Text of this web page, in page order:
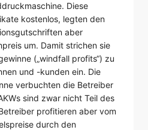
Diese
kostenlos, legten den
aber
um. Damit strichen sie
(„windfall profits“) zu
und -kunden ein. Die
verbuchten die Betreiber
sind zwar nicht Teil des
profitieren aber vom
durch den